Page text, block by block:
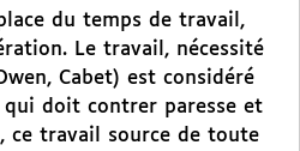
du temps de travail,
Le travail, nécessité
Cabet) est considéré
doit contrer paresse et
ce travail source de toute